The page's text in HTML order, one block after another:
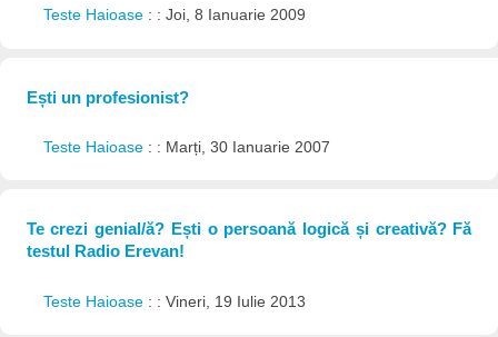
Teste Haioase : : Joi, 8 Ianuarie 2009
Ești un profesionist?
Teste Haioase : : Marți, 30 Ianuarie 2007
Te crezi genial/ă? Ești o persoană logică și creativă? Fă
testul Radio Erevan!
Teste Haioase : : Vineri, 19 Iulie 2013